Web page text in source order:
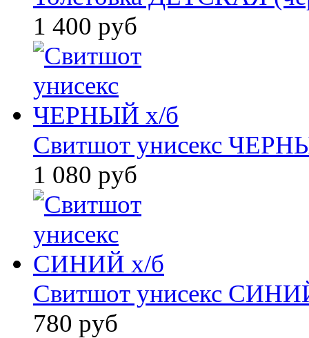
1 400 руб
Свитшот унисекс
1 080 руб
Свитшот унисекс
780 руб